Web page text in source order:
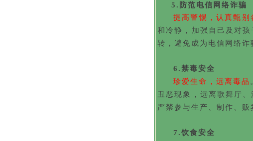
5. 防范电信网络诈骗
提高警惕， 认真甄别
和冷静，加强自己及对
转，避免成为电信网络诈
6.禁毒安全
珍爱生命，远离毒品
丑恶现象，远离歌舞厅
严禁参与生产、制作、贩
7.饮食安全